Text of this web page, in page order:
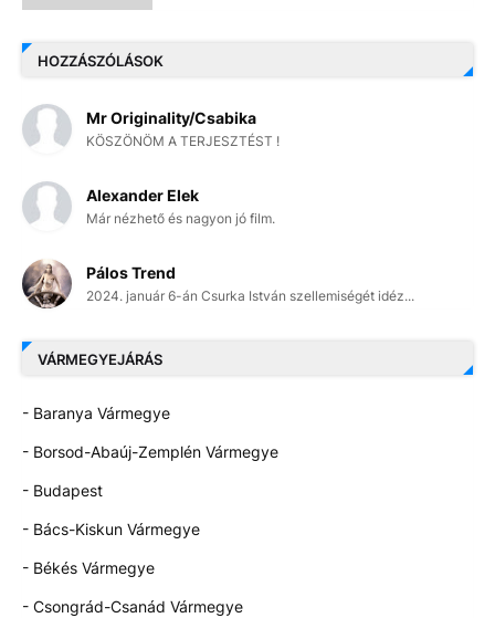
HOZZÁSZÓLÁSOK
Mr Originality/Csabika
KÖSZÖNÖM A TERJESZTÉST !
Alexander Elek
Már nézhető és nagyon jó film.
Pálos Trend
2024. január 6-án Csurka István szellemiségét idéz...
VÁRMEGYEJÁRÁS
- Baranya Vármegye
- Borsod-Abaúj-Zemplén Vármegye
- Budapest
- Bács-Kiskun Vármegye
- Békés Vármegye
- Csongrád-Csanád Vármegye